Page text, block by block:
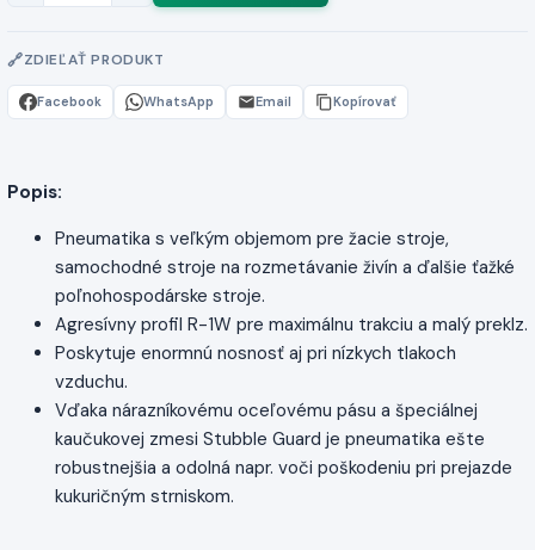
ZDIEĽAŤ PRODUKT
Facebook WhatsApp Email Kopírovať
Popis:
Pneumatika s veľkým objemom pre žacie stroje,
samochodné stroje na rozmetávanie živín a ďalšie ťažké
poľnohospodárske stroje.
Agresívny profil R-1W pre maximálnu trakciu a malý preklz.
Poskytuje enormnú nosnosť aj pri nízkych tlakoch
vzduchu.
Vďaka nárazníkovému oceľovému pásu a špeciálnej
kaučukovej zmesi Stubble Guard je pneumatika ešte
robustnejšia a odolná napr. voči poškodeniu pri prejazde
kukuričným strniskom.